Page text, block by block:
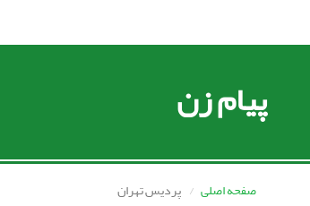
پیام زن
صفحه اصلی پردیس تهران